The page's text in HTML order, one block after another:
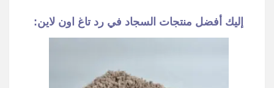
إليك أفضل منتجات السجاد في رد تاغ اون لاين: